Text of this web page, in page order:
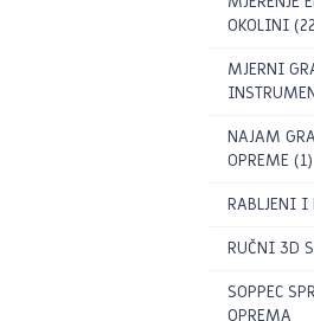
OKOLINI
MJERNI
NAJAM
OPREME (1)
RABLJENI
RUČNI 3D
SOPPEC
OPREMA